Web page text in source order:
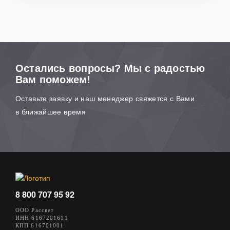
Остались вопросы? Мы с радостью
Вам поможем!
Оставьте заявку и наш менеджер свяжется с Вами
в ближайшее время
ООО Рассвет
ИНН 6167201611
КПП 616701001
8 800 707 95 92